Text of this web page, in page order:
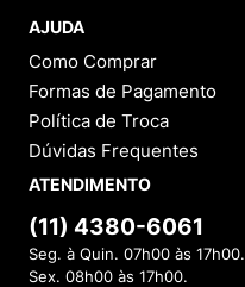
AJUDA
Como Comprar
Formas de Pagamento
Política de Troca
Dúvidas Frequentes
ATENDIMENTO
(11) 4380-6061
Seg. à Quin. 07h00 às 17h00.
Sex. 08h00 às 17h00.